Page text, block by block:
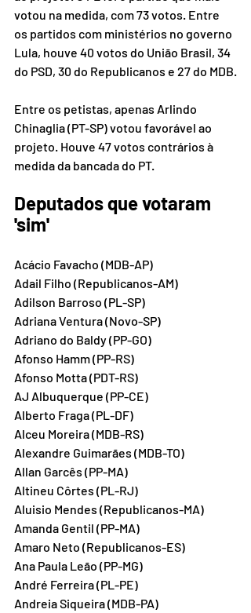
votou na medida, com 73 votos. Entre
os partidos com ministérios no governo
Lula, houve 40 votos do União Brasil, 34
do PSD, 30 do Republicanos e 27 do MDB.
Entre os petistas, apenas Arlindo
Chinaglia (PT-SP) votou favorável ao
projeto. Houve 47 votos contrários à
medida da bancada do PT.
Deputados que votaram
'sim'
Acácio Favacho (MDB-AP)
Adail Filho (Republicanos-AM)
Adilson Barroso (PL-SP)
Adriana Ventura (Novo-SP)
Adriano do Baldy (PP-GO)
Afonso Hamm (PP-RS)
Afonso Motta (PDT-RS)
AJ Albuquerque (PP-CE)
Alberto Fraga (PL-DF)
Alceu Moreira (MDB-RS)
Alexandre Guimarães (MDB-TO)
Allan Garcês (PP-MA)
Altineu Côrtes (PL-RJ)
Aluisio Mendes (Republicanos-MA)
Amanda Gentil (PP-MA)
Amaro Neto (Republicanos-ES)
Ana Paula Leão (PP-MG)
André Ferreira (PL-PE)
Andreia Siqueira (MDB-PA)